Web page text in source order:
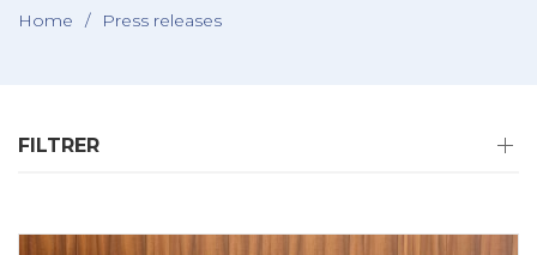
Home / Press releases
FILTRER